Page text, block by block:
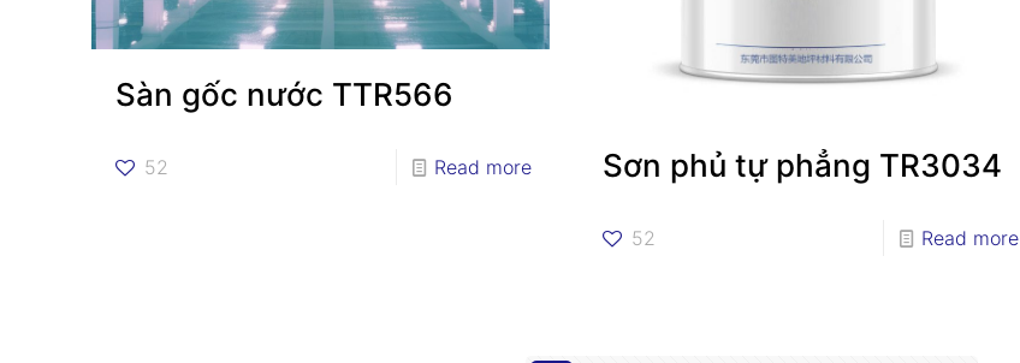
Sàn gốc nước TTR566
52 Read more Sơn phủ tự phẳng TR3034
52 Read more